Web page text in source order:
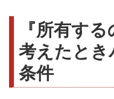
『所有す
考えたと
条件